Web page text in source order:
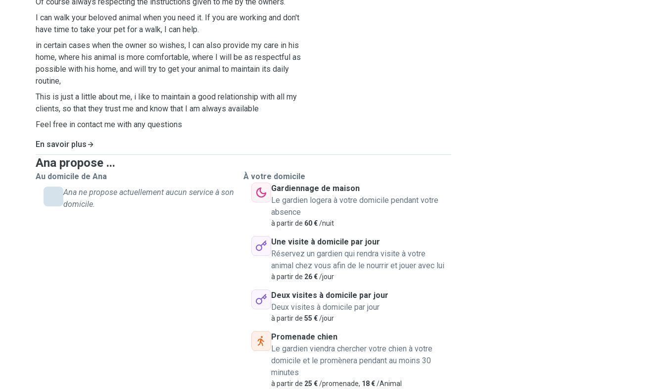
I can walk your beloved animal when you need it. If you are working and don't
have time to take your pet for a walk, I can help.
in certain cases when the owner so wishes, I can also provide my care in his
home, where his animal is more comfortable, where I will be as respectful as
possible with his home, and will try to get your animal to maintain its daily
routine,
This is just a little about me, i like to maintain a good relationship with all my
clients, so that they trust me and know that I am always available
Feel free in contact me with any questions
En savoir plus
Ana propose ...
Au domicile de Ana
Ana ne propose actuellement aucun service à son
domicile.
À votre domicile
Gardiennage de maison
Le gardien logera à votre domicile pendant votre
absence
à partir de 60 €/nuit
Une visite à domicile par jour
Réservez un gardien qui rendra visite à votre
animal chez vous afin de le nourrir et jouer avec lui
à partir de 26 €/jour
Deux visites à domicile par jour
Deux visites à domicile par jour
à partir de 55 €/jour
Promenade chien
Le gardien viendra chercher votre chien à votre
domicile et le promènera pendant au moins 30
minutes
à partir de 25 €/promenade, 18 €/Animal